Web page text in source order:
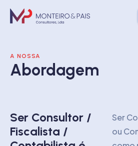
A NOSSA
Abordagem
Ser Consultor /
Fiscalista /
Ser
ou